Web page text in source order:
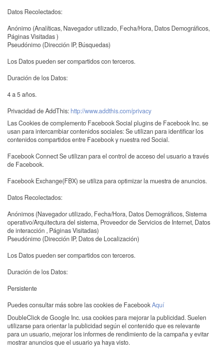
Datos Recolectados:
Anónimo (Analíticas, Navegador utilizado, Fecha/Hora, Datos Demográficos,
Páginas Visitadas )
Pseudónimo (Dirección IP, Búsquedas)
Los Datos pueden ser compartidos con terceros.
Duración de los Datos:
4 a 5 años.
Privacidad de AddThis: http://www.addthis.com/privacy
Las Cookies de complemento Facebook Social plugins de Facebook Inc. se
usan para intercambiar contenidos sociales: Se utilizan para identificar los
contenidos compartidos entre Facebook y nuestra red Social.
Facebook Connect Se utilizan para el control de acceso del usuario a través
de Facebook.
Facebook Exchange(FBX) se utiliza para optimizar la muestra de anuncios.
Datos Recolectados:
Anónimos (Navegador utilizado, Fecha/Hora, Datos Demográficos, Sistema
operativo/Arquitectura del sistema, Proveedor de Servicios de Internet, Datos
de interacción , Páginas Visitadas)
Pseudónimo (Dirección IP, Datos de Localización)
Los Datos pueden ser compartidos con terceros.
Duración de los Datos:
Persistente
Puedes consultar más sobre las cookies de FacebookAquí
DoubleClick de Google Inc. usa cookies para mejorar la publicidad. Suelen
utilizarse para orientar la publicidad según el contenido que es relevante
para un usuario, mejorar los informes de rendimiento de la campaña y evitar
mostrar anuncios que el usuario ya haya visto.